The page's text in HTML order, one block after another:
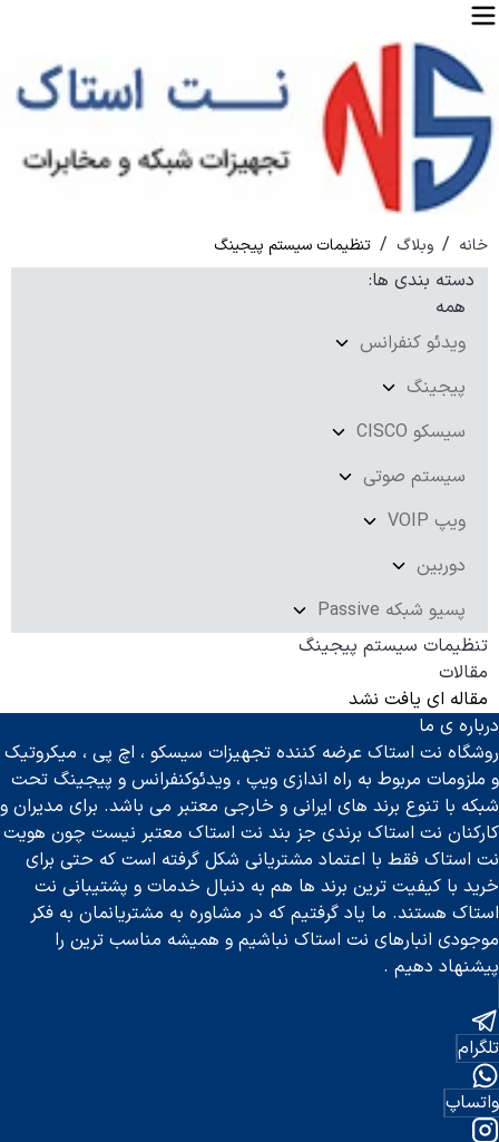
خانه / وبلاگ / تنظیمات سیستم پیجینگ
دسته بندی ها:
همه
ویدئو کنفرانس
پیجینگ
سیسکو CISCO
سیستم صوتی
ویپ VOIP
دوربین
پسیو شبکه Passive
تنظیمات سیستم پیجینگ
مقالات
مقاله ای یافت نشد
درباره ی ما
روشگاه نت استاک عرضه کننده تجهیزات سیسکو ، اچ پی ، میکروتیک
و ملزومات مربوط به راه اندازی ویپ ، ویدئوکنفرانس و پیجینگ تحت
شبکه با تنوع برند های ایرانی و خارجی معتبر می باشد. برای مدیران و
کارکنان نت استاک برندی جز بند نت استاک معتبر نیست چون هویت
نت استاک فقط با اعتماد مشتریانی شکل گرفته است که حتی برای
خرید با کیفیت ترین برند ها هم به دنبال خدمات و پشتیبانی نت
استاک هستند. ما یاد گرفتیم که در مشاوره به مشتریانمان به فکر
موجودی انبارهای نت استاک نباشیم و همیشه مناسب ترین را
پیشنهاد دهیم .
تلگرام
واتساپ